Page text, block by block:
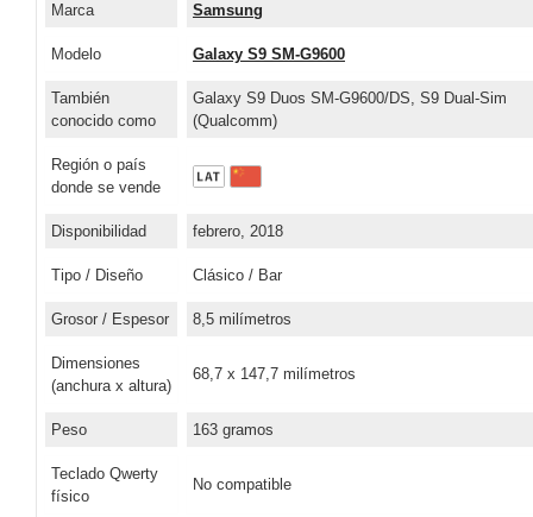
Marca Samsung
Modelo Galaxy S9 SM-G9600
También
conocido como
Galaxy S9 Duos SM-G9600/DS, S9 Dual-Sim
(Qualcomm)
Región o país
donde se vende
Disponibilidad febrero, 2018
Tipo / Diseño Clásico / Bar
Grosor / Espesor 8,5 milímetros
Dimensiones
(anchura x altura)
68,7 x 147,7 milímetros
Peso 163 gramos
Teclado Qwerty
físico
No compatible